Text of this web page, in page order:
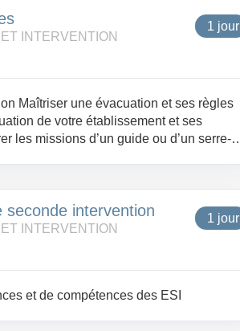
INTERVENTION
1 jour
Maîtriser une évacuation et ses règles
de votre établissement et ses
les missions d’un guide ou d’un serre-
seconde intervention
INTERVENTION
1 jour
et de compétences des ESI